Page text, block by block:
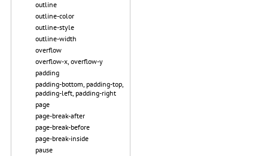
outline
outline-color
outline-style
outline-width
overflow
overflow-x, overflow-y
padding
padding-bottom, padding-top,
padding-left, padding-right
page
page-break-after
page-break-before
page-break-inside
pause